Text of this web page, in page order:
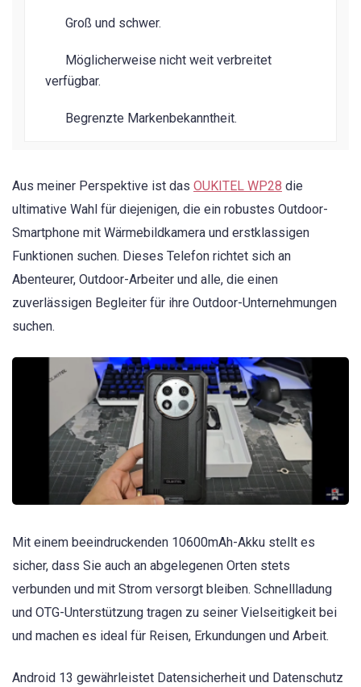
Groß und schwer.
Möglicherweise nicht weit verbreitet
verfügbar.
Begrenzte Markenbekanntheit.
Aus meiner Perspektive ist das OUKITEL WP28 die
ultimative Wahl für diejenigen, die ein robustes Outdoor-
Smartphone mit Wärmebildkamera und erstklassigen
Funktionen suchen. Dieses Telefon richtet sich an
Abenteurer, Outdoor-Arbeiter und alle, die einen
zuverlässigen Begleiter für ihre Outdoor-Unternehmungen
suchen.
Mit einem beeindruckenden 10600mAh-Akku stellt es
sicher, dass Sie auch an abgelegenen Orten stets
verbunden und mit Strom versorgt bleiben. Schnellladung
und OTG-Unterstützung tragen zu seiner Vielseitigkeit bei
und machen es ideal für Reisen, Erkundungen und Arbeit.
Android 13 gewährleistet Datensicherheit und Datenschutz